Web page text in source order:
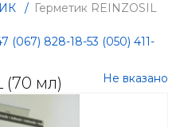
/ Герметик REINZOSIL
(067) 828-18-53 (050) 411-
(70 мл) Не вказано